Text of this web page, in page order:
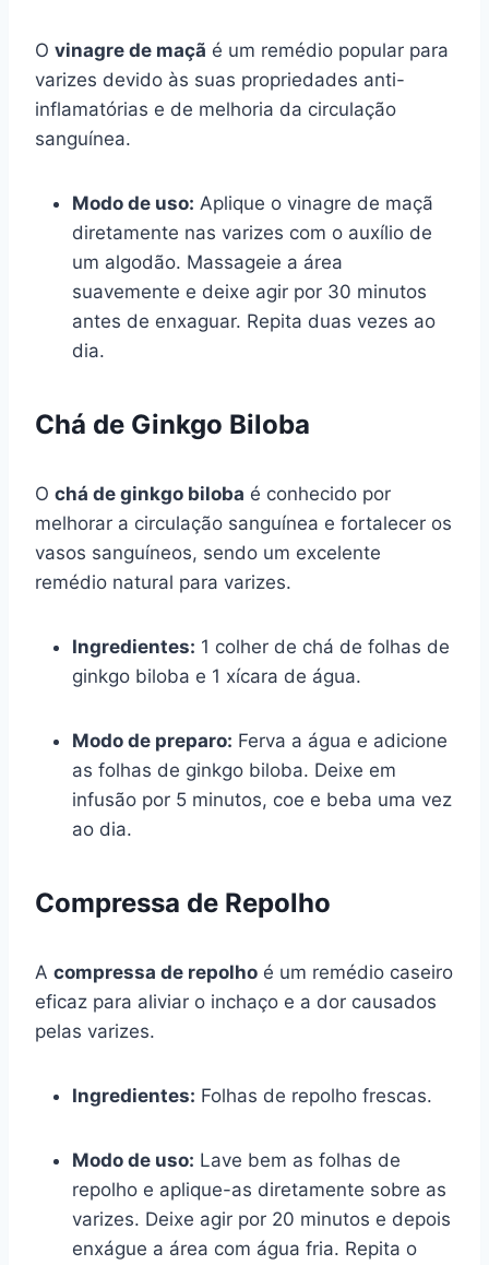
O vinagre de maçã é um remédio popular para
varizes devido às suas propriedades anti-
inflamatórias e de melhoria da circulação
sanguínea.
Modo de uso: Aplique o vinagre de maçã
diretamente nas varizes com o auxílio de
um algodão. Massageie a área
suavemente e deixe agir por 30 minutos
antes de enxaguar. Repita duas vezes ao
dia.
Chá de Ginkgo Biloba
O chá de ginkgo biloba é conhecido por
melhorar a circulação sanguínea e fortalecer os
vasos sanguíneos, sendo um excelente
remédio natural para varizes.
Ingredientes: 1 colher de chá de folhas de
ginkgo biloba e 1 xícara de água.
Modo de preparo: Ferva a água e adicione
as folhas de ginkgo biloba. Deixe em
infusão por 5 minutos, coe e beba uma vez
ao dia.
Compressa de Repolho
A compressa de repolho é um remédio caseiro
eficaz para aliviar o inchaço e a dor causados
pelas varizes.
Ingredientes: Folhas de repolho frescas.
Modo de uso: Lave bem as folhas de
repolho e aplique-as diretamente sobre as
varizes. Deixe agir por 20 minutos e depois
enxágue a área com água fria. Repita o